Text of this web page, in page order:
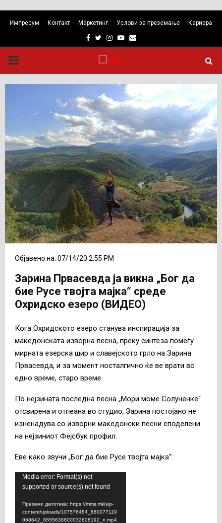
Импресум Контакт Маркетинг Услови за преземање Кариера
Facebook
TwitterInstagram
Youtube
Email
PRIMARY
MENU
Објавено на: 07/14/20 2:55 PM
Зарина Првасевда ја викна „Бог да
бие Русе твојта мајка“ среде
Охридско езеро (ВИДЕО)
Кога Охридското езеро станува инспирација за
македонската изворна песна, преку синтеза помеѓу
мирната езерска шир и славејското грло на Зарина
Првасевда, и за момент носталгично ќе ве врати во
едно време, старо време.
По нејзината последна песна „Мори моме Солуненке“
отсвирена и отпеана во студио, Зарина постојано не
изненадува со изворни македонски песни споделени
на нејзиниот Фејсбук профил.
Еве како звучи „Бог да бие Русе твојта мајка“:
Media error: Format(s) not
supported or source(s) not found
Преземи датотека: https://mms.mk/wp-
content/uploads/107576484_880077119
068642_8555638600032608192_n.mp4